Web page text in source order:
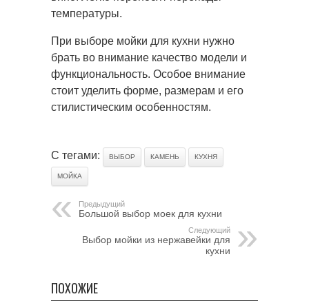
температуры.
При выборе мойки для кухни нужно
брать во внимание качество модели и
функциональность. Особое внимание
стоит уделить форме, размерам и его
стилистическим особенностям.
С тегами: ВЫБОР КАМЕНЬ КУХНЯ
МОЙКА
Предыдущий
Большой выбор моек для кухни
Следующий
Выбор мойки из нержавейки для
кухни
ПОХОЖИЕ